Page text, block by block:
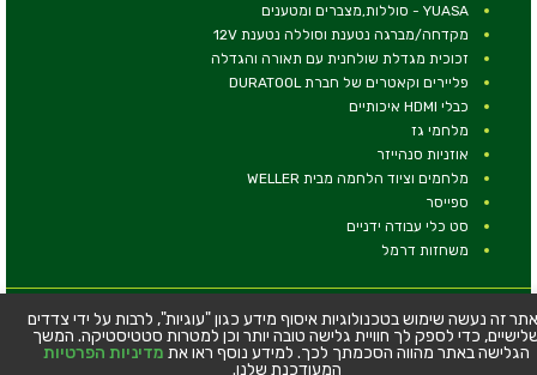
YUASA - סוללות,מצברים ומטענים
מקדחה/מברגה נטענת וסוללה נטענת 12V
זכוכית מגדלת שולחנית עם תאורה והגדלה
פליירים וקאטרים של חברת DURATOOL
כבלי HDMI איכותיים
מלחמי גז
אוזניות סנהייזר
מלחמים וציוד הלחמה מבית WELLER
ספייסר
סט כלי עבודה ידניים
משחזות דרמל
© כל הזכויות שמורות - טלמיר אלקטרוניקה בע''מ
כתובת: דרך העצמאות 63, חיפה
טלפון:04-8534564
זה נעשה שימוש בטכנולוגיות איסוף מידע כגון "עוגיות", לרבות על ידי צדדים
כדי לספק לך חוויית גלישה טובה יותר וכן למטרות סטטיסטיקה. המשך
הגלישה באתר מהווה הסכמתך לכך. למידע נוסף ראו את מדיניות הפרטיות
המעודכנת שלנו.